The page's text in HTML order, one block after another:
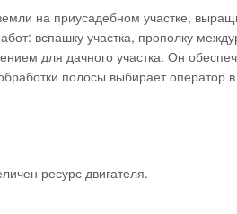
на приусадебном участке,
вспашку участка, прополку
для дачного участка. Он
полосы выбирает оператор в
ресурс двигателя.